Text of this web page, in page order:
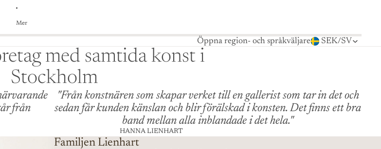
Mer
Öppna region- och språkväljare SEK/SV
med samtida konst i
Stockholm
från
"Från konstnären som skapar verket till en gallerist som tar in det och
sedan får kunden känslan och blir förälskad i konsten. Det finns ett bra
band mellan alla inblandade i det hela."
HANNA LIENHART
Familjen Lienhart